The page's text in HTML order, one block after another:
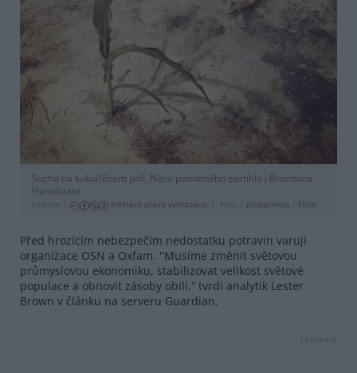
Sucho na kukuřičném poli. Něco podobného zastihlo i Brandona
Hunnicutta.
Licence | Některá práva vyhrazena Foto | pindarninja Flickr
Před hrozícím nebezpečím nedostatku potravin varují
organizace OSN a Oxfam. "Musíme změnit světovou
průmyslovou ekonomiku, stabilizovat velikost světové
populace a obnovit zásoby obilí,“ tvrdí analytik Lester
Brown v článku na serveru Guardian.
reklama